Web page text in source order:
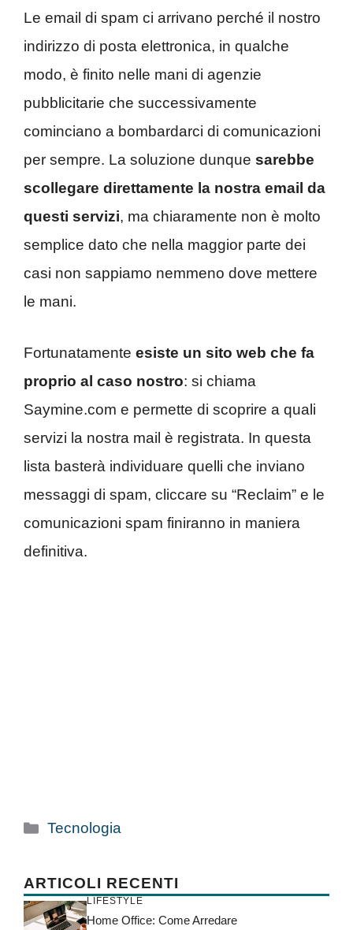
Le email di spam ci arrivano perché il nostro
indirizzo di posta elettronica, in qualche
modo, è finito nelle mani di agenzie
pubblicitarie che successivamente
cominciano a bombardarci di comunicazioni
per sempre. La soluzione dunque sarebbe
scollegare direttamente la nostra email da
questi servizi, ma chiaramente non è molto
semplice dato che nella maggior parte dei
casi non sappiamo nemmeno dove mettere
le mani.
Fortunatamente esiste un sito web che fa
proprio al caso nostro: si chiama
Saymine.com e permette di scoprire a quali
servizi la nostra mail è registrata. In questa
lista basterà individuare quelli che inviano
messaggi di spam, cliccare su “Reclaim” e le
comunicazioni spam finiranno in maniera
definitiva.
Categorie
Tecnologia
ARTICOLI RECENTI
LIFESTYLE
Home Office: Come Arredare